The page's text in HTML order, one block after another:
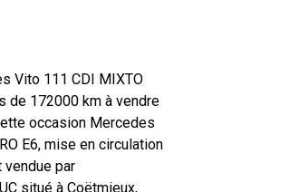
Vito 111 CDI MIXTO
de 172000 km à vendre
occasion Mercedes
E6, mise en circulation
par
situé à Coëtmieux,